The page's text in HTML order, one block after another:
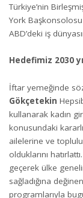
Türkiye’nin
York
ABD’deki iş
Hedefimiz 2030
İftar yemeğinde
Gökçetekin
kullanarak kadın
konusundaki
ailelerine ve
olduklarını
geçerek ülke
sağladığına
programlarıyla